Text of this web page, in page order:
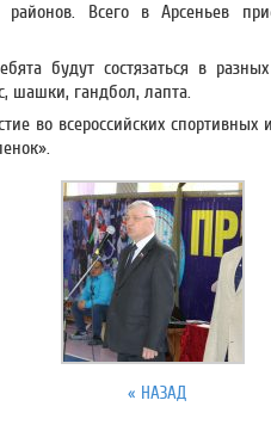
районов. Всего в Арсеньев
будут состязаться в
шашки, гандбол, лапта.
во всероссийских
« НАЗАД